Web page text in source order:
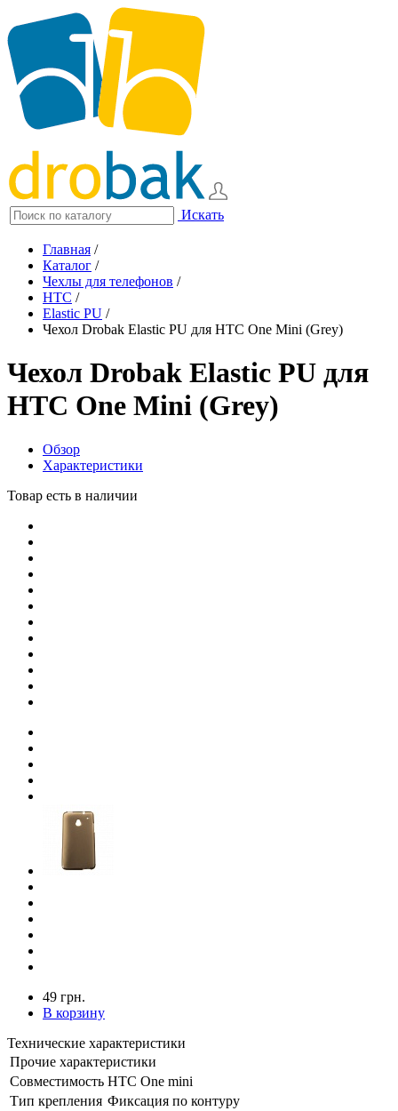
Искать
Главная /
Каталог /
Чехлы для телефонов /
HTC /
Elastic PU /
Чехол Drobak Elastic PU для HTC One Mini (Grey)
Чехол Drobak Elastic PU для
HTC One Mini (Grey)
Обзор
Характеристики
Товар есть в наличии
49 грн.
В корзину
Технические характеристики
Прочие характеристики
Совместимость HTC One mini
Тип крепления Фиксация по контуру